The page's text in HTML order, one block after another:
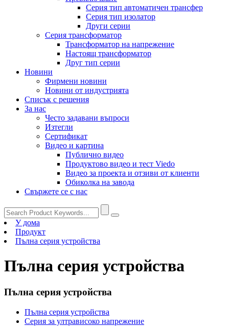
Серия тип автоматичен трансфер
Серия тип изолатор
Други серии
Серия трансформатор
Трансформатор на напрежение
Настоящ трансформатор
Друг тип серии
Новини
Фирмени новини
Новини от индустрията
Списък с решения
За нас
Често задавани въпроси
Изтегли
Сертификат
Видео и картина
Публично видео
Продуктово видео и тест Viedo
Видео за проекта и отзиви от клиенти
Обиколка на завода
Свържете се с нас
У дома
Продукт
Пълна серия устройства
Пълна серия устройства
Пълна серия устройства
Пълна серия устройства
Серия за ултрависоко напрежение